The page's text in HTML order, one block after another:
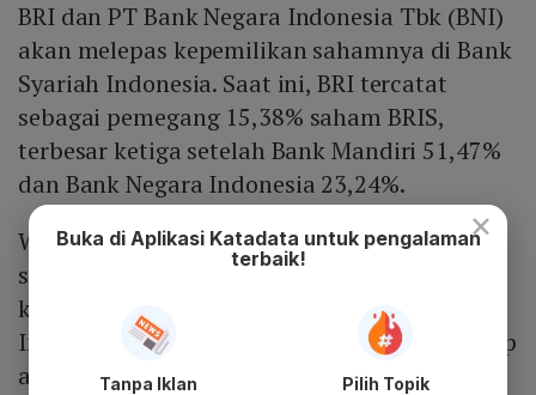
BRI dan PT Bank Negara Indonesia Tbk (BNI)
akan melepas kepemilikan sahamnya di Bank
Syariah Indonesia. Saat ini, BRI tercatat
sebagai pemegang 15,38% saham BRIS,
terbesar ketiga setelah Bank Mandiri 51,47%
dan Bank Negara Indonesia 23,24%.
Wakil Menteri BUMN Kartika Wirjoatmodjo
sebelumnya mengatakan, BRI dan BNI akan
keluar secara perlahan dari PT Bank Syariah
Indonesia Tbk. Sementara Bank Mandiri tetap
akan menjadi pemegang saham pengendali.
×
Buka di Aplikasi Katadata untuk pengalaman
terbaik!
Tanpa Iklan Pilih Topik